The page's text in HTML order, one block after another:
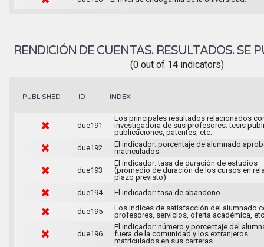
RENDICIÓN DE CUENTAS. RESULTADOS. SE
(0 out of 14 indicators)
PUBLISHED ID INDEX
due191
Los principales resultados relacionados
investigadora de sus profesores: tesis
publicaciones, patentes, etc.
due192
El indicador: porcentaje de alumnado
matriculados.
due193
El indicador: tasa de duración de estudios
(promedio de duración de los cursos en
plazo previsto)
due194
El indicador: tasa de abandono.
due195
Los índices de satisfacción del alumnado
profesores, servicios, oferta académica,
due196
El indicador: número y porcentaje del
fuera de la comunidad y los extranjeros
matriculados en sus carreras.